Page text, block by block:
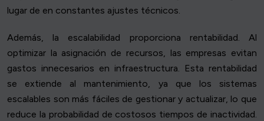
lugar de en constantes ajustes técnicos.
Además, la escalabilidad proporciona rentabilidad. Al
optimizar la asignación de recursos, las empresas evitan
gastos innecesarios en infraestructura. Esta rentabilidad
se extiende al mantenimiento, ya que los sistemas
escalables son más fáciles de gestionar y actualizar, lo que
reduce la probabilidad de costosos tiempos de inactividad.